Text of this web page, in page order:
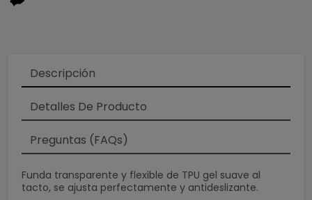
Descripción
Detalles De Producto
Preguntas (FAQs)
Funda transparente y flexible de TPU gel suave al
tacto, se ajusta perfectamente y antideslizante.